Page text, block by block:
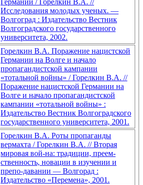
Исследования молодых ученых. —
Волгоград : Издательство Вестник
Волгоградского государственного
университета, 2002.
Горелкин В.А. Поражение нацистской
Германии на Волге и начало
пропагандистской кампании
«тотальной войны» / Горелкин В.А. //
Поражение нацистской Германии на
Волге и начало пропагандистской
кампании «тотальной войны» :
Издательство Вестник Волгоградского
государственного университета, 2001.
Горелкин В.А. Роты пропаганды
вермахта / Горелкин В.А. // Вторая
мировая вой-на: традиции, преем-
ственность, новации в изучении и
препо-давании — Волгорад :
Издательство «Перемена», 2001.